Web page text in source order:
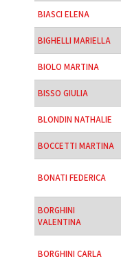
BIASCI ELENA
BIGHELLI MARIELLA
BIOLO MARTINA
BISSO GIULIA
BLONDIN NATHALIE
BOCCETTI MARTINA
BONATI FEDERICA
BORGHINI
VALENTINA
BORGHINI CARLA